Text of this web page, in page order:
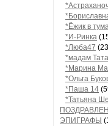
*Ёжик в
*И-Ринка
*Люба47
*мадам Тата
*Марина
*Ольга
*Паша 14
*Татьяна
ЭПИГРАФЫ